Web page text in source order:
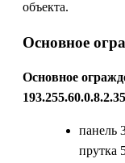
объекта.
Основное
Основное
панель
прутка